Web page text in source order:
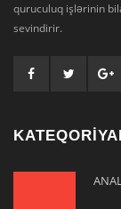
quruculuq işlərinin
sevindirir.